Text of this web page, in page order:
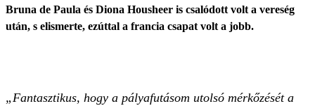
Bruna de Paula és Diona Housheer is csalódott volt a vereség
után, s elismerte, ezúttal a francia csapat volt a jobb.
„Fantasztikus, hogy a pályafutásom utolsó mérkőzését a